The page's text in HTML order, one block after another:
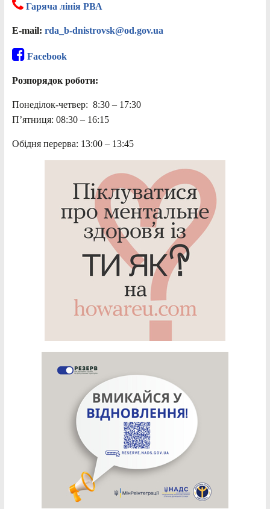
Гаряча лінія РВА
E-mail: rda_b-dnistrovsk@od.gov.ua
Facebook
Розпорядок роботи:
Понеділок-четвер: 8:30 – 17:30
П’ятниця: 08:30 – 16:15
Обідня перерва: 13:00 – 13:45